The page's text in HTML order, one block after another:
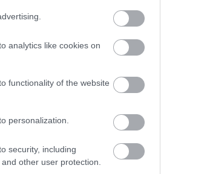
analytics like cookies on
functionality of the website
personalization.
security, including
other user protection.
nyaralásra
torokfájás
kúrával le
stagnált